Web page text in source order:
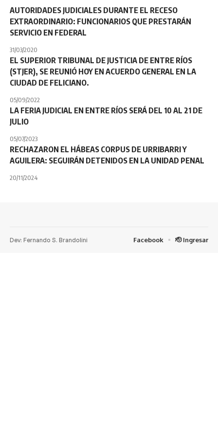
AUTORIDADES JUDICIALES DURANTE EL RECESO
EXTRAORDINARIO: FUNCIONARIOS QUE PRESTARÁN
SERVICIO EN FEDERAL
31/03/2020
EL SUPERIOR TRIBUNAL DE JUSTICIA DE ENTRE RÍOS
(STJER), SE REUNIÓ HOY EN ACUERDO GENERAL EN LA
CIUDAD DE FELICIANO.
05/09/2022
LA FERIA JUDICIAL EN ENTRE RÍOS SERÁ DEL 10 AL 21 DE
JULIO
05/07/2023
RECHAZARON EL HÁBEAS CORPUS DE URRIBARRI Y
AGUILERA: SEGUIRÁN DETENIDOS EN LA UNIDAD PENAL
20/11/2024
Dev: Fernando S. Brandolini Facebook 🫡 Ingresar